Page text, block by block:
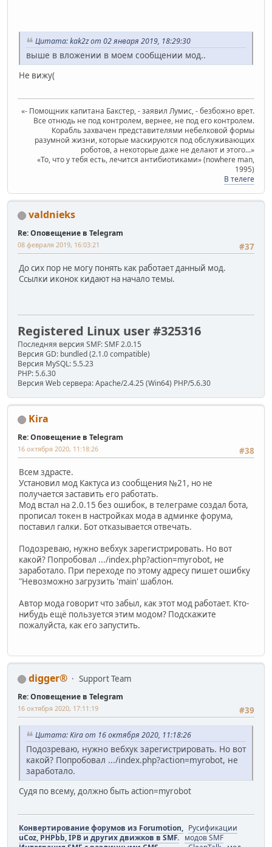
Цитата: kak2z от 02 января 2019, 18:29:30
выше в вложении в моем сообщении мод..
Не вижу(
«- Помощник капитана Бакстер, - заявил Лумис, - безбожно врет.
Все отнюдь не под контролем, вернее, не под его контролем.
Корабль захвачен представителями небелковой формы
разумной жизни, которые маскируются под обслуживающих
роботов, а некоторые даже не делают и этого...»
«То, что у тебя есть, лечится антибиотиками» (nowhere man,
1995)
В телеге
valdnieks
Re: Оповещение в Telegram
#37
08 февраля 2019, 16:03:21
До сих пор не могу понять как работает данный мод.
Ссылки иконок кидают на начало темы.
Registered Linux user #325316
Последняя версия SMF: SMF 2.0.15
Версия GD: bundled (2.1.0 compatible)
Версия MySQL: 5.5.23
PHP: 5.6.30
Версия Web сервера: Apache/2.4.25 (Win64) PHP/5.6.30
Kira
Re: Оповещение в Telegram
#38
16 октября 2020, 11:18:26
Всем здрасте.
Установил мод Кактуса из сообщения №21, но не
получается заставить его работать.
Мод встал на 2.0.15 без ошибок, в телеграме создал бота,
прописал токен в настройках мода в админке форума,
поставил галки. Бот отказывается отвечать.
Подозреваю, нужно вебхук зарегистрировать. Но вот
какой? Попробовал .../index.php?action=myrobot, не
заработало. При переходе по этому адресу пишет ошибку
"Невозможно загрузить 'main' шаблон.
Автор мода говорит что забыл, как этот мод работает. Кто-
нибудь ещё пользуется этим модом? Подскажите
пожалуйста, как его запустить.
digger® Support Team
Re: Оповещение в Telegram
#39
16 октября 2020, 17:11:19
Цитата: Kira от 16 октября 2020, 11:18:26
Подозреваю, нужно вебхук зарегистрировать. Но вот
какой? Попробовал .../index.php?action=myrobot, не
заработало.
Судя по всему, должно быть action=myrobot
Конвертирование форумов из Forumotion,
uCoz, PHPbb, IPB и других движков в SMF.
Русификации
модов SMF